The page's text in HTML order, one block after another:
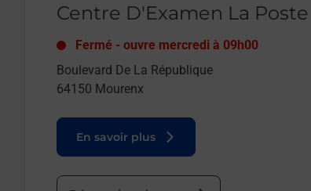
Centre D'Examen La Poste
Fermé - ouvre mercredi à 09h00
Boulevard De La République
64150 Mourenx
En savoir plus